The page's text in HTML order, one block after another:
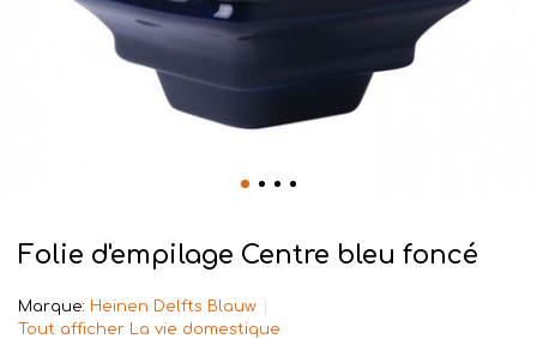
Folie d'empilage Centre bleu foncé
Marque: Heinen Delfts Blauw
Tout afficher La vie domestique